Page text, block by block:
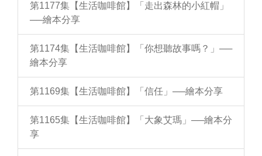
第1177集【生活咖啡館】「走出森林的小紅帽」
──繪本分享
第1174集【生活咖啡館】「你想聽故事嗎？」──
繪本分享
第1169集【生活咖啡館】「信任」──繪本分享
第1165集【生活咖啡館】「大象艾瑪」──繪本分
享